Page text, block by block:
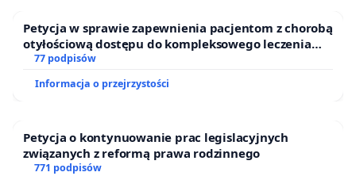
Petycja w sprawie zapewnienia pacjentom z chorobą
otyłościową dostępu do kompleksowego leczenia
oraz programów profilaktycznych.
77 podpisów
Informacja o przejrzystości
Petycja o kontynuowanie prac legislacyjnych
związanych z reformą prawa rodzinnego
771 podpisów